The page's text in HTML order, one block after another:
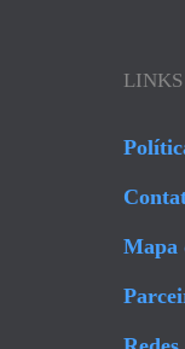
LINKS
Mapa